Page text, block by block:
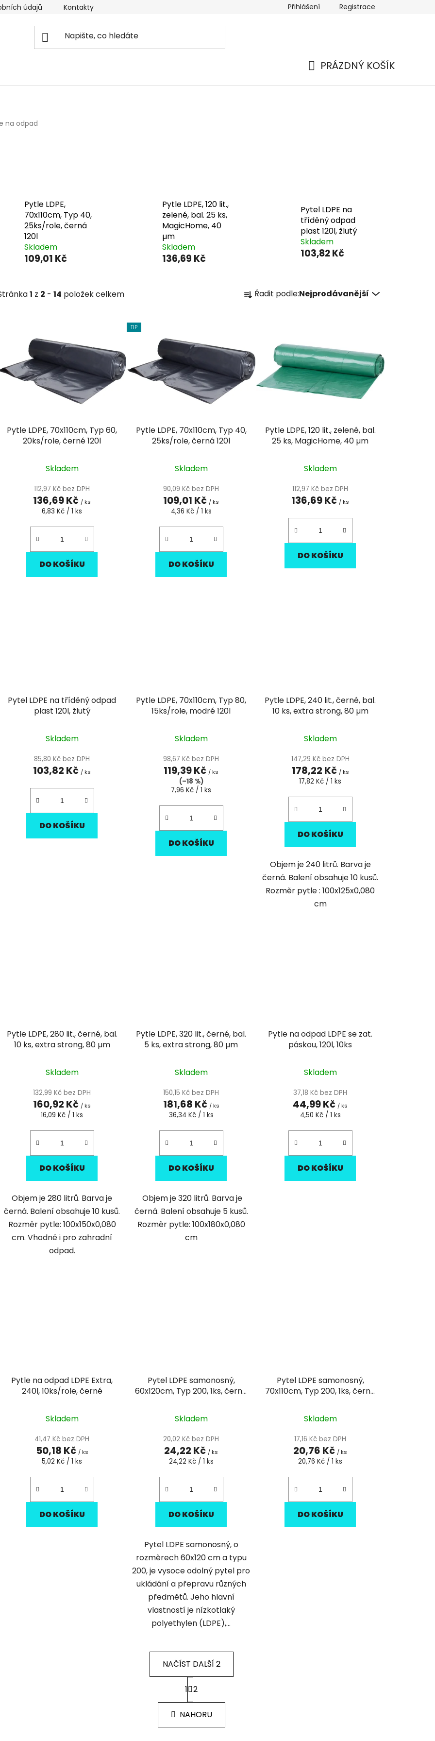
údajů Kontakty Náhradní plnění Moje objednávka
Přihlášení Registrace
PRÁZDNÝ KOŠÍK
na odpad
Pytle LDPE,
70x110cm, Typ 40,
25ks/role, černá
120l
Skladem
109,01 Kč
Pytle LDPE, 120 lit.,
zelené, bal. 25 ks,
MagicHome, 40
µm
Skladem
136,69 Kč
Pytel LDPE na
tříděný odpad
plast 120l, žlutý
Skladem
103,82 Kč
1 z 2 - 14 položek celkem a
í
p
r
k
t
Řadit podle:Nejprodávanější
Pytle LDPE, 70x110cm, Typ 60,
20ks/role, černé 120l
Skladem
112,97 Kč bez DPH
136,69 Kč / ks
Měrná
6,83 Kč / 1 ks
DO KOŠÍKU
TIP
Pytle LDPE, 70x110cm, Typ 40,
25ks/role, černá 120l
Skladem
90,09 Kč bez DPH
109,01 Kč / ks
Měrná
4,36 Kč / 1 ks
DO KOŠÍKU
Pytle LDPE, 120 lit., zelené, bal.
25 ks, MagicHome, 40 µm
Skladem
112,97 Kč bez DPH
136,69 Kč / ks
DO KOŠÍKU
Pytel LDPE na tříděný odpad
plast 120l, žlutý
Skladem
85,80 Kč bez DPH
103,82 Kč / ks
DO KOŠÍKU
Pytle LDPE, 70x110cm, Typ 80,
15ks/role, modré 120l
Skladem
98,67 Kč bez DPH
119,39 Kč / ks
(–18 %)
Měrná
7,96 Kč / 1 ks
DO KOŠÍKU
Pytle LDPE, 240 lit., černé, bal.
10 ks, extra strong, 80 µm
Skladem
147,29 Kč bez DPH
178,22 Kč / ks
Měrná
17,82 Kč / 1 ks
DO KOŠÍKU
Objem je 240 litrů. Barva je
černá. Balení obsahuje 10 kusů.
Rozměr pytle : 100x125x0,080
cm
Pytle LDPE, 280 lit., černé, bal.
10 ks, extra strong, 80 µm
Skladem
132,99 Kč bez DPH
160,92 Kč / ks
Měrná
16,09 Kč / 1 ks
DO KOŠÍKU
Objem je 280 litrů. Barva je
černá. Balení obsahuje 10 kusů.
Rozměr pytle: 100x150x0,080
cm. Vhodné i pro zahradní
odpad.
Pytle LDPE, 320 lit., černé, bal.
5 ks, extra strong, 80 µm
Skladem
150,15 Kč bez DPH
181,68 Kč / ks
Měrná
36,34 Kč / 1 ks
DO KOŠÍKU
Objem je 320 litrů. Barva je
černá. Balení obsahuje 5 kusů.
Rozměr pytle: 100x180x0,080
cm
Pytle na odpad LDPE se zat.
páskou, 120l, 10ks
Skladem
37,18 Kč bez DPH
44,99 Kč / ks
Měrná
4,50 Kč / 1 ks
DO KOŠÍKU
Pytle na odpad LDPE Extra,
240l, 10ks/role, černé
Skladem
41,47 Kč bez DPH
50,18 Kč / ks
Měrná
5,02 Kč / 1 ks
DO KOŠÍKU
Pytel LDPE samonosný,
60x120cm, Typ 200, 1ks, černé
Skladem
20,02 Kč bez DPH
24,22 Kč / ks
Měrná
24,22 Kč / 1 ks
DO KOŠÍKU
Pytel LDPE samonosný, o
rozměrech 60x120 cm a typu
200, je vysoce odolný pytel pro
ukládání a přepravu různých
předmětů. Jeho hlavní
vlastností je nízkotlaký
polyethylen (LDPE),...
Pytel LDPE samonosný,
70x110cm, Typ 200, 1ks, černé
Skladem
17,16 Kč bez DPH
20,76 Kč / ks
Měrná
20,76 Kč / 1 ks
DO KOŠÍKU
O
v
l
á
NAČÍST DALŠÍ 2
S
t
r
á
n
k
1 2
NAHORU